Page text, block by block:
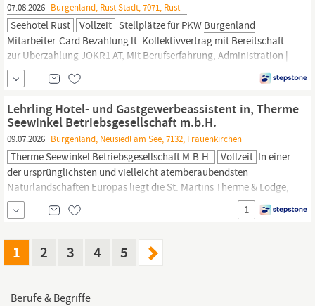
07.08.2026 Burgenland, Rust Stadt, 7071, Rust
Seehotel Rust Vollzeit Stellplätze für PKW Burgenland
Mitarbeiter-Card Bezahlung lt. Kollektivvertrag mit Bereitschaft
zur Überzahlung JOKR1 AT, Mit Berufserfahrung, Administration |
Empfang, Hotel,
& Catering, Feste Anstellung,
Vollzeit
Lehrling Hotel- und Gastgewerbeassistent in, Therme
Seewinkel Betriebsgesellschaft m.b.H.
09.07.2026 Burgenland, Neusiedl am See, 7132, Frauenkirchen
Therme Seewinkel Betriebsgesellschaft M.b.H. Vollzeit In einer
der ursprünglichsten und vielleicht atemberaubendsten
Naturlandschaften Europas liegt die St. Martins Therme & Lodge,
ein Thermenresort der Vamed Vitality World. Unsere exklusive
Lodge (4-Sterne Superior) im nördlichen
am Rande
1
1 2 3 4 5
Berufe & Begriffe